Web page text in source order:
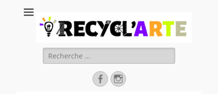
Recycl'Arte, faire
soi-même et
réduire les
déchets
Rechercher :
FacebookInstagram